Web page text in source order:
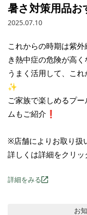
暑さ対策用品お
2025.07.10
これからの時期は紫
き熱中症の危険が高
うまく活用して、こ
✨
ご家族で楽しめるプ
ムもご紹介❗
※店舗によりお取り扱
詳しくは詳細をクリ
詳細をみる
お